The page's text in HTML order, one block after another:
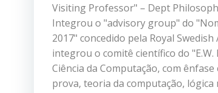
Visiting Professor" – Dept
Integrou o "advisory group" do
2017" concedido pela Royal
integrou o comitê científico do
Ciência da Computação, com
prova, teoria da computação,